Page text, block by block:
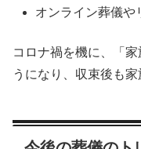
オンライン葬儀や
コロナ禍を機に、「
うになり、収束後も